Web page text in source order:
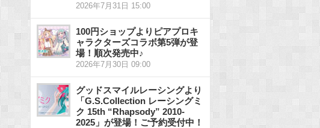
2026年7月31日 15:00
100円ショップよりピアプロキ
ャラクターズコラボ第5弾が登
場！順次発売中♪
2026年7月30日 09:00
グッドスマイルレーシングより
「G.S.Collection レーシングミ
ク 15th “Rhapsody” 2010-
2025」が登場！ご予約受付中！